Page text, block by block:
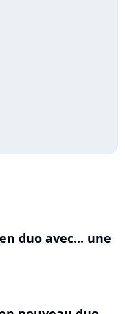
duo avec... une